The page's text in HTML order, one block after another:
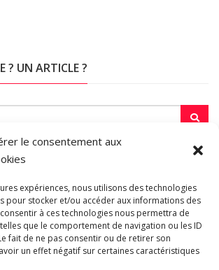
le consentement aux
expériences, nous utilisons des technologies
pour stocker et/ou accéder aux informations des
à ces technologies nous permettra de
que le comportement de navigation ou les ID
fait de ne pas consentir ou de retirer son
un effet négatif sur certaines caractéristiques
? UN ARTICLE ?